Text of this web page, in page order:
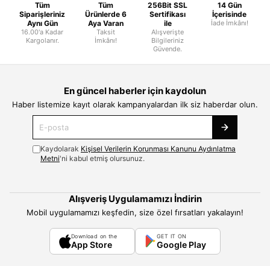
Tüm
Siparişleriniz
Aynı Gün
16.00'a Kadar
Kargolanır.
Tüm
Ürünlerde 6
Aya Varan
Taksit
İmkânı!
256Bit SSL
Sertifikası
ile
Alışverişte
Bilgileriniz
Güvende.
14 Gün
İçerisinde
İade İmkânı!
En güncel haberler için kaydolun
Haber listemize kayıt olarak kampanyalardan ilk siz haberdar olun.
Kaydolarak Kişisel Verilerin Korunması Kanunu Aydınlatma
Metni'ni kabul etmiş olursunuz.
Alışveriş Uygulamamızı İndirin
Mobil uygulamamızı keşfedin, size özel fırsatları yakalayın!
Download on the
App Store
GET IT ON
Google Play